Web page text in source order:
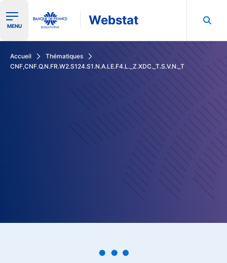
Ouvrir le menu de navigation
MENU Webstat
Accueil
Thématiques
CNF,CNF.Q.N.FR.W2.S124.S1.N.A.LE.F4.L._Z.XDC._T.S.V.N._T